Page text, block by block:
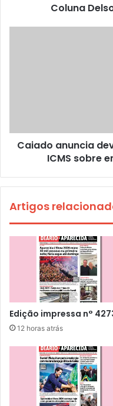
Coluna
Caiado anuncia
ICMS sobre
Artigos
Edição impressa n°
12 horas atrás